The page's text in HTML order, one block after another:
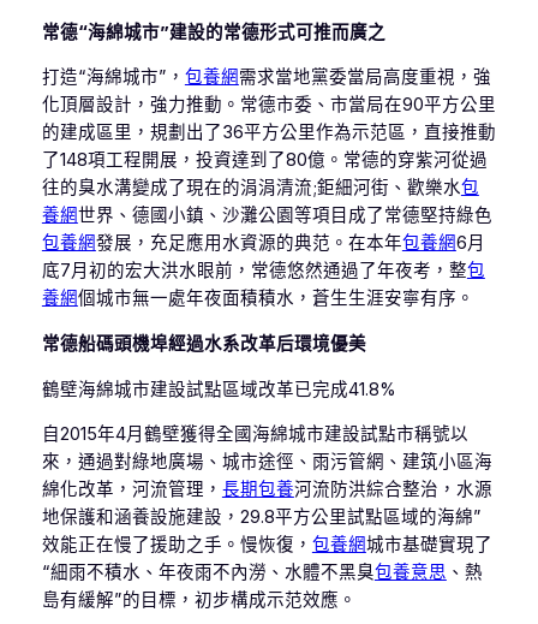
常德“海綿城市”建設的常德形式可推而廣之
打造“海綿城市”， 包養網需求當地黨委當局高度重視，強
化頂層設計，強力推動。常德市委、市當局在90平方公里
的建成區里，規劃出了36平方公里作為示范區，直接推動
了148項工程開展，投資達到了80億。常德的穿紫河從過
往的臭水溝變成了現在的涓涓清流;鉅細河街、歡樂水包
養網世界、德國小鎮、沙灘公園等項目成了常德堅持綠色
包養網發展，充足應用水資源的典范。在本年包養網6月
底7月初的宏大洪水眼前，常德悠然通過了年夜考，整包
養網個城市無一處年夜面積積水，蒼生生涯安寧有序。
常德船碼頭機埠經過水系改革后環境優美
鶴壁海綿城市建設試點區域改革已完成41.8%
自2015年4月鶴壁獲得全國海綿城市建設試點市稱號以
來，通過對綠地廣場、城市途徑、雨污管網、建筑小區海
綿化改革，河流管理， 長期包養河流防洪綜合整治，水源
地保護和涵養設施建設，29.8平方公里試點區域的海綿”
效能正在慢了援助之手。慢恢復， 包養網城市基礎實現了
“細雨不積水、年夜雨不內澇、水體不黑臭包養意思 、熱
島有緩解”的目標，初步構成示范效應。